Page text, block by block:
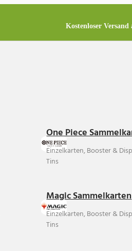
Kostenloser
One Piece
Einzelkarten, Booster &
Tins
Magic Sammelkarten
Einzelkarten, Booster &
Tins